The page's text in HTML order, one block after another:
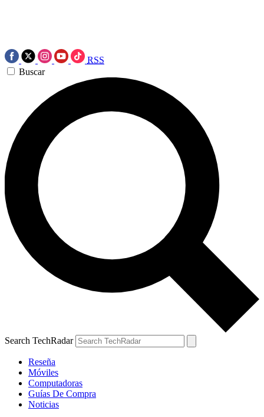
RSS
Buscar
Search TechRadar
Reseña
Móviles
Computadoras
Guías De Compra
Noticias